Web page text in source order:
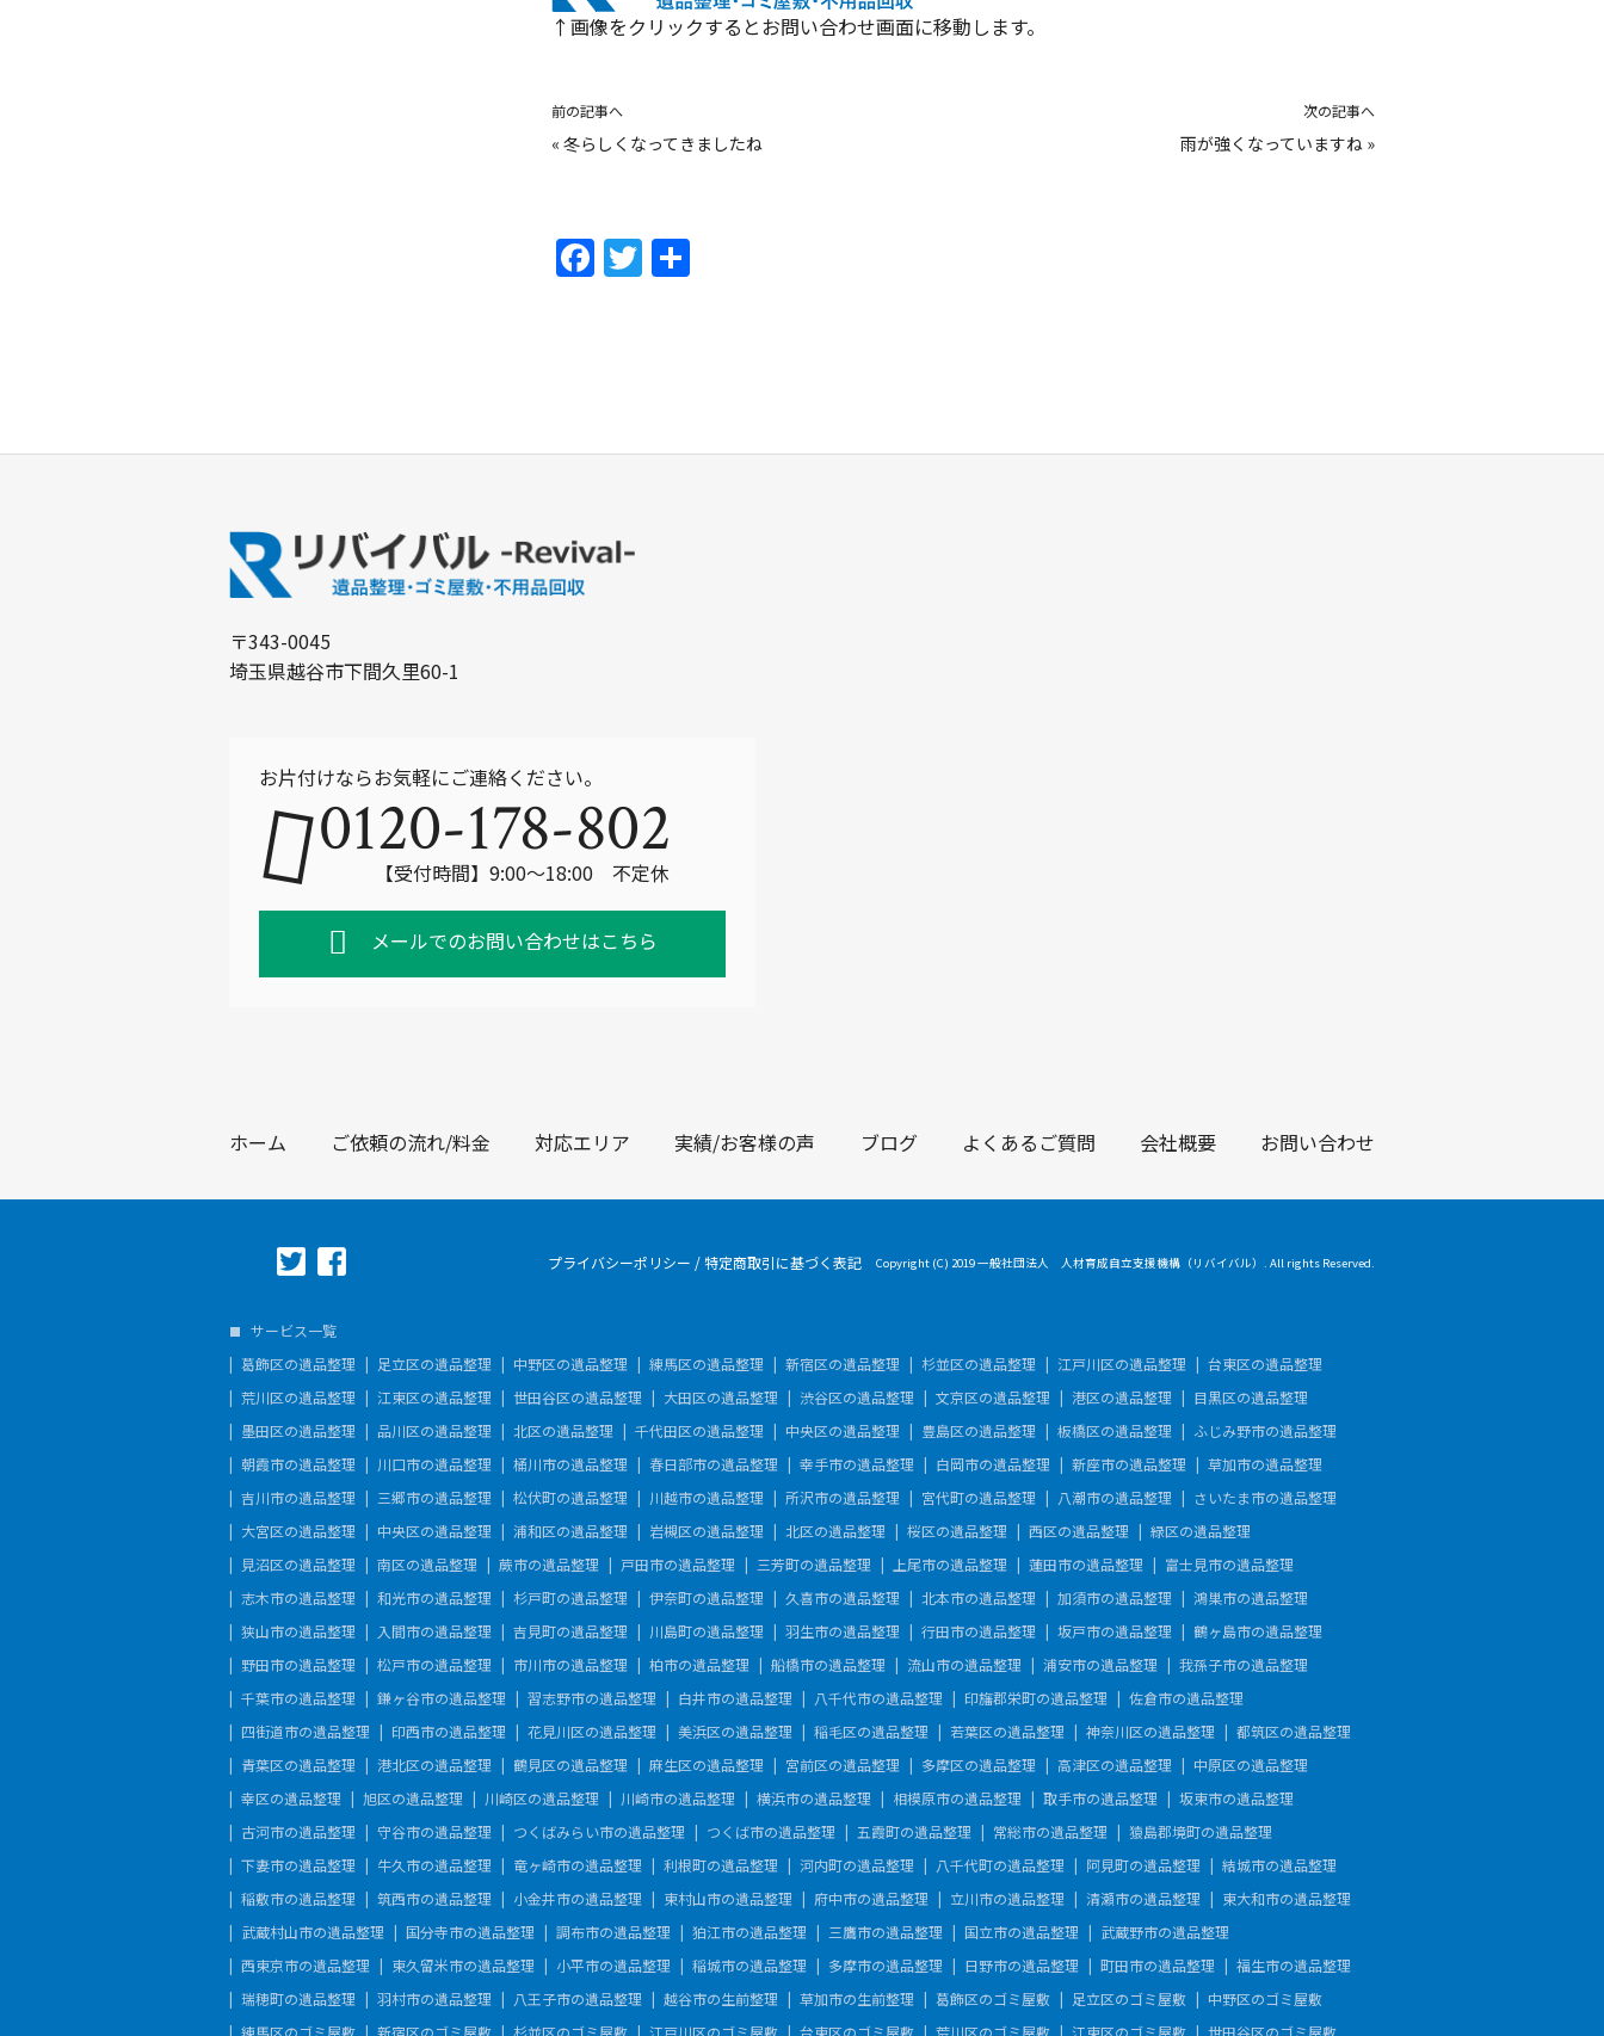
↑画像をクリックするとお問い合わせ画面に移動します。
前の記事へ
« 冬らしくなってきましたね
次の記事へ
雨が強くなっていますね »
F
o
T
〒343-0045
埼玉県越谷市下間久里60-1
お片付けならお気軽にご連絡ください。
0120-178-802
【受付時間】9:00～18:00 不定休
メールでのお問い合わせはこちら
ホーム ご依頼の流れ/料金 対応エリア 実績/お客様の声 ブログ よくあるご質問 会社概要 お問い合わせ
プライバシーポリシー /特定商取引に基づく表記 Copyright (C) 2019 一般社団法人 人材育成自立支援機構（リバイバル）. All rights Reserved.
サービス一覧
葛飾区の遺品整理
足立区の遺品整理 中野区の遺品整理 練馬区の遺品整理 新宿区の遺品整理 杉並区の遺品整理 江戸川区の遺品整理
台東区の遺品整理
荒川区の遺品整理
江東区の遺品整理 世田谷区の遺品整理 大田区の遺品整理 渋谷区の遺品整理 文京区の遺品整理 港区の遺品整理
目黒区の遺品整理
墨田区の遺品整理
品川区の遺品整理 北区の遺品整理 千代田区の遺品整理 中央区の遺品整理 豊島区の遺品整理 板橋区の遺品整理
ふじみ野市の遺品整理
朝霞市の遺品整理
川口市の遺品整理 桶川市の遺品整理 春日部市の遺品整理 幸手市の遺品整理 白岡市の遺品整理 新座市の遺品整理
草加市の遺品整理
吉川市の遺品整理
三郷市の遺品整理 松伏町の遺品整理 川越市の遺品整理 所沢市の遺品整理 宮代町の遺品整理 八潮市の遺品整理
さいたま市の遺品整理
大宮区の遺品整理
中央区の遺品整理 浦和区の遺品整理 岩槻区の遺品整理 北区の遺品整理 桜区の遺品整理 西区の遺品整理
緑区の遺品整理
見沼区の遺品整理
南区の遺品整理 蕨市の遺品整理 戸田市の遺品整理 三芳町の遺品整理 上尾市の遺品整理 蓮田市の遺品整理
富士見市の遺品整理
志木市の遺品整理
和光市の遺品整理 杉戸町の遺品整理 伊奈町の遺品整理 久喜市の遺品整理 北本市の遺品整理 加須市の遺品整理
鴻巣市の遺品整理
狭山市の遺品整理
入間市の遺品整理 吉見町の遺品整理 川島町の遺品整理 羽生市の遺品整理 行田市の遺品整理 坂戸市の遺品整理
鶴ヶ島市の遺品整理
野田市の遺品整理
松戸市の遺品整理 市川市の遺品整理 柏市の遺品整理 船橋市の遺品整理 流山市の遺品整理 浦安市の遺品整理
我孫子市の遺品整理
千葉市の遺品整理
鎌ヶ谷市の遺品整理 習志野市の遺品整理 白井市の遺品整理 八千代市の遺品整理 印旛郡栄町の遺品整理
佐倉市の遺品整理
四街道市の遺品整理
印西市の遺品整理 花見川区の遺品整理 美浜区の遺品整理 稲毛区の遺品整理 若葉区の遺品整理 神奈川区の遺品整理
都筑区の遺品整理
青葉区の遺品整理
港北区の遺品整理 鶴見区の遺品整理 麻生区の遺品整理 宮前区の遺品整理 多摩区の遺品整理 高津区の遺品整理
中原区の遺品整理
幸区の遺品整理
旭区の遺品整理 川崎区の遺品整理 川崎市の遺品整理 横浜市の遺品整理 相模原市の遺品整理 取手市の遺品整理
坂東市の遺品整理
古河市の遺品整理
守谷市の遺品整理 つくばみらい市の遺品整理 つくば市の遺品整理 五霞町の遺品整理 常総市の遺品整理
猿島郡境町の遺品整理
下妻市の遺品整理
牛久市の遺品整理 竜ヶ崎市の遺品整理 利根町の遺品整理 河内町の遺品整理 八千代町の遺品整理 阿見町の遺品整理
結城市の遺品整理
稲敷市の遺品整理
筑西市の遺品整理 小金井市の遺品整理 東村山市の遺品整理 府中市の遺品整理 立川市の遺品整理 清瀬市の遺品整理
東大和市の遺品整理
武蔵村山市の遺品整理
国分寺市の遺品整理 調布市の遺品整理 狛江市の遺品整理 三鷹市の遺品整理 国立市の遺品整理
武蔵野市の遺品整理
西東京市の遺品整理
東久留米市の遺品整理 小平市の遺品整理 稲城市の遺品整理 多摩市の遺品整理 日野市の遺品整理 町田市の遺品整理
福生市の遺品整理
瑞穂町の遺品整理
羽村市の遺品整理 八王子市の遺品整理 越谷市の生前整理 草加市の生前整理 葛飾区のゴミ屋敷 足立区のゴミ屋敷
中野区のゴミ屋敷